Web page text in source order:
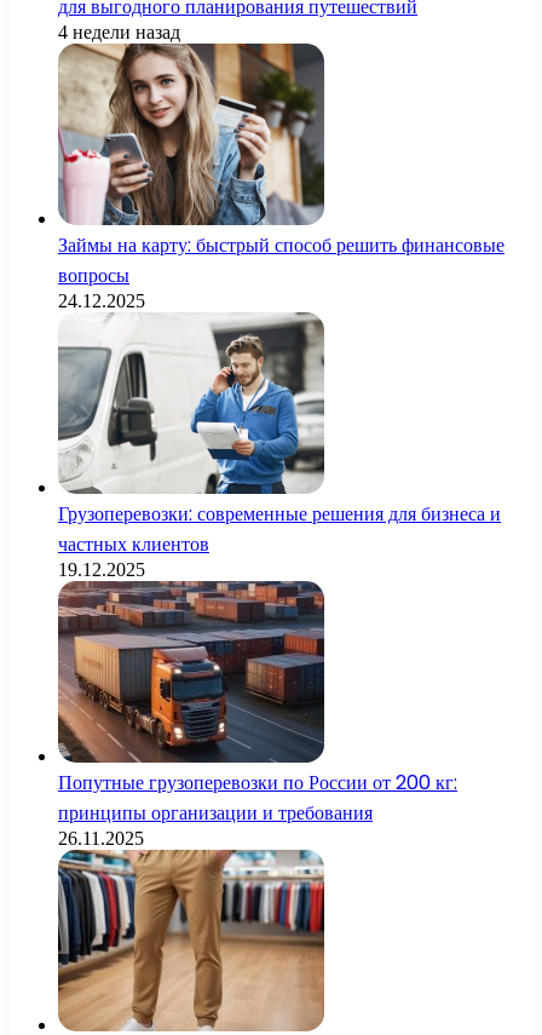
для выгодного планирования путешествий
4 недели назад
Займы на карту: быстрый способ решить финансовые
вопросы
24.12.2025
Грузоперевозки: современные решения для бизнеса и
частных клиентов
19.12.2025
Попутные грузоперевозки по России от 200 кг:
принципы организации и требования
26.11.2025